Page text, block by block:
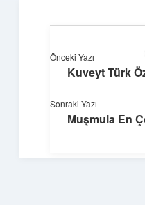
Dijital
Önceki Yazı
Kuveyt Türk
Sonraki Yazı
Muşmula En